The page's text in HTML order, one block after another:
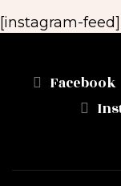
[instagram-feed]
Facebook